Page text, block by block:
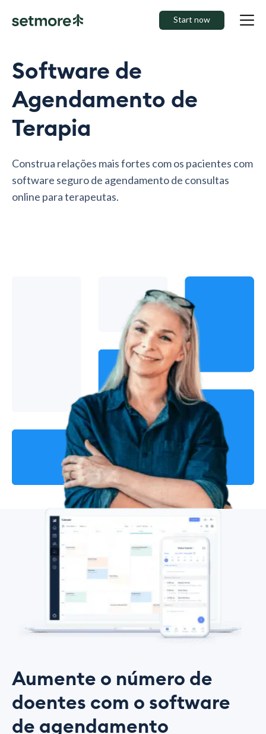
Start now
Software de
Agendamento de
Terapia
Construa relações mais fortes com os pacientes com
software seguro de agendamento de consultas
online para terapeutas.
Aumente o número de
doentes com o software
de agendamento